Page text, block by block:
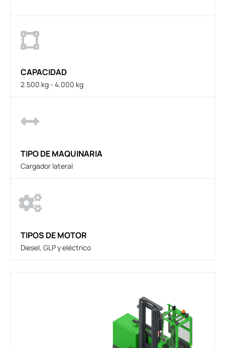
CAPACIDAD
2.500 kg - 4.000 kg
TIPO DE MAQUINARIA
Cargador lateral
TIPOS DE MOTOR
Diesel, GLP y eléctrico